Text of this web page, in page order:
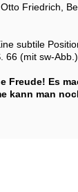
Friedrich,
subtile
66 (mit sw-Abb.)
Freude! Es
kann man